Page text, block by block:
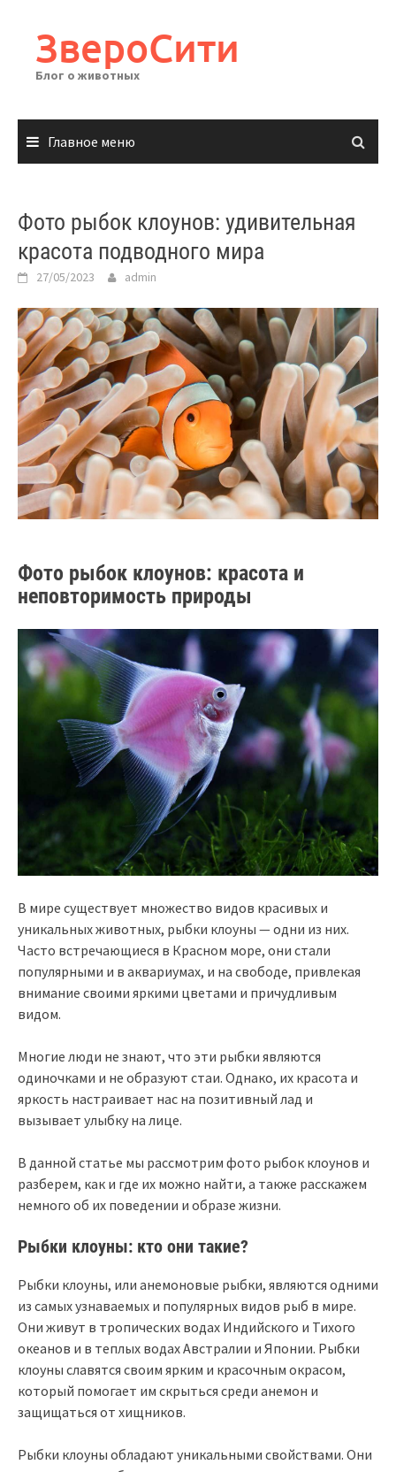
содержимому
ЗвероСити
Блог о животных
Главное меню
Фото рыбок клоунов: удивительная
красота подводного мира
27/05/2023 admin
Фото рыбок клоунов: красота и
неповторимость природы
В мире существует множество видов красивых и
уникальных животных, рыбки клоуны — одни из них.
Часто встречающиеся в Красном море, они стали
популярными и в аквариумах, и на свободе, привлекая
внимание своими яркими цветами и причудливым
видом.
Многие люди не знают, что эти рыбки являются
одиночками и не образуют стаи. Однако, их красота и
яркость настраивает нас на позитивный лад и
вызывает улыбку на лице.
В данной статье мы рассмотрим фото рыбок клоунов и
разберем, как и где их можно найти, а также расскажем
немного об их поведении и образе жизни.
Рыбки клоуны: кто они такие?
Рыбки клоуны, или анемоновые рыбки, являются одними
из самых узнаваемых и популярных видов рыб в мире.
Они живут в тропических водах Индийского и Тихого
океанов и в теплых водах Австралии и Японии. Рыбки
клоуны славятся своим ярким и красочным окрасом,
который помогает им скрыться среди анемон и
защищаться от хищников.
Рыбки клоуны обладают уникальными свойствами. Они